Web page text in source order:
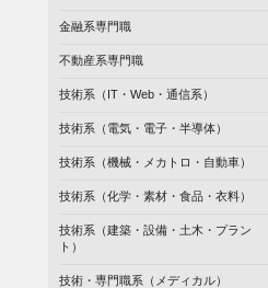
金融系専門職
不動産系専門職
技術系（IT・Web・通信系）
技術系（電気・電子・半導体）
技術系（機械・メカトロ・自動車）
技術系（化学・素材・食品・衣料）
技術系（建築・設備・土木・プラン
ト）
技術・専門職系（メディカル）